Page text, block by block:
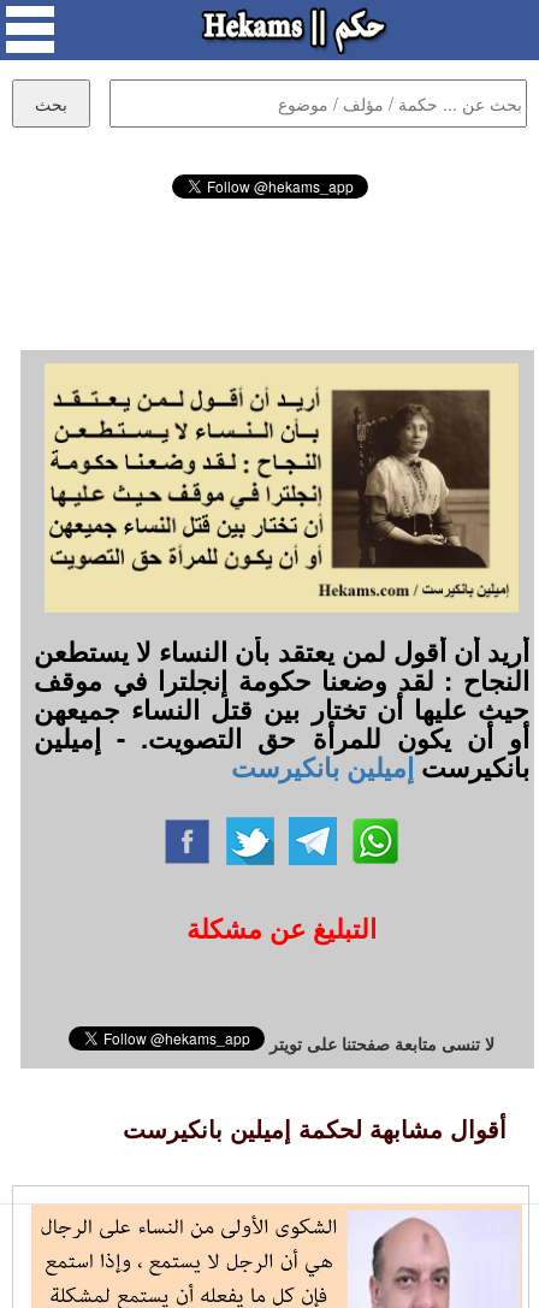
أريد أن أقول لمن يعتقد بأن النساء لا يستطعن
النجاح : لقد وضعنا حكومة إنجلترا في موقف
حيث عليها أن تختار بين قتل النساء جميعهن
أو أن يكون للمرأة حق التصويت. - إميلين
بانكيرستإميلين بانكيرست
التبليغ عن مشكلة
لا تنسى متابعة صفحتنا على تويتر
أقوال مشابهة لحكمة إميلين بانكيرست